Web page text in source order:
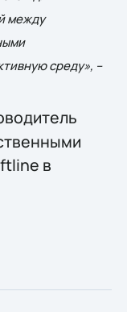
между
среду», –
в